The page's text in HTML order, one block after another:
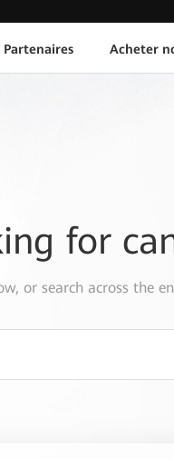
Partenaires Acheter
for
or search across the